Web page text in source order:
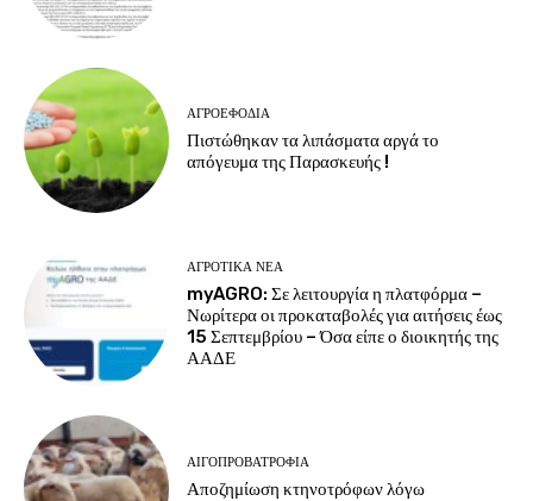
ΑΓΡΟΕΦΌΔΙΑ
Πιστώθηκαν τα λιπάσματα αργά το
απόγευμα της Παρασκευής !
ΑΓΡΟΤΙΚΆ ΝΈΑ
myAGRO: Σε λειτουργία η πλατφόρμα –
Νωρίτερα οι προκαταβολές για αιτήσεις έως
15 Σεπτεμβρίου – Όσα είπε ο διοικητής της
ΑΑΔΕ
ΑΙΓΟΠΡΟΒΑΤΡΟΦΊΑ
Αποζημίωση κτηνοτρόφων λόγω